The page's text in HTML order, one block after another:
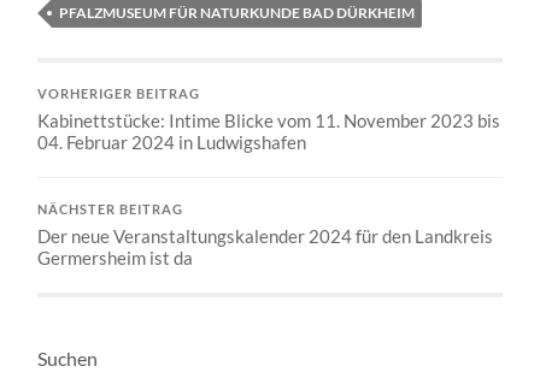
PFALZMUSEUM FÜR NATURKUNDE BAD DÜRKHEIM
VORHERIGER BEITRAG
Kabinettstücke: Intime Blicke vom 11. November 2023 bis
04. Februar 2024 in Ludwigshafen
NÄCHSTER BEITRAG
Der neue Veranstaltungskalender 2024 für den Landkreis
Germersheim ist da
Suchen